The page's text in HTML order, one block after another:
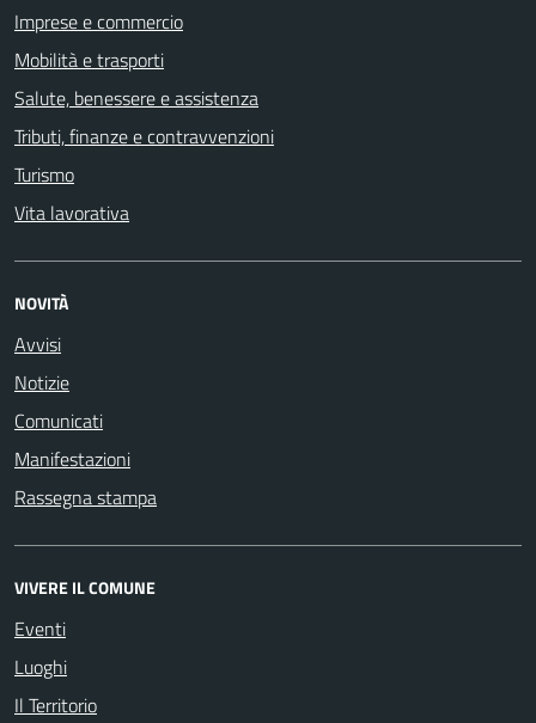
Imprese e commercio
Mobilità e trasporti
Salute, benessere e assistenza
Tributi, finanze e contravvenzioni
Turismo
Vita lavorativa
NOVITÀ
Avvisi
Notizie
Comunicati
Manifestazioni
Rassegna stampa
VIVERE IL COMUNE
Eventi
Luoghi
Il Territorio